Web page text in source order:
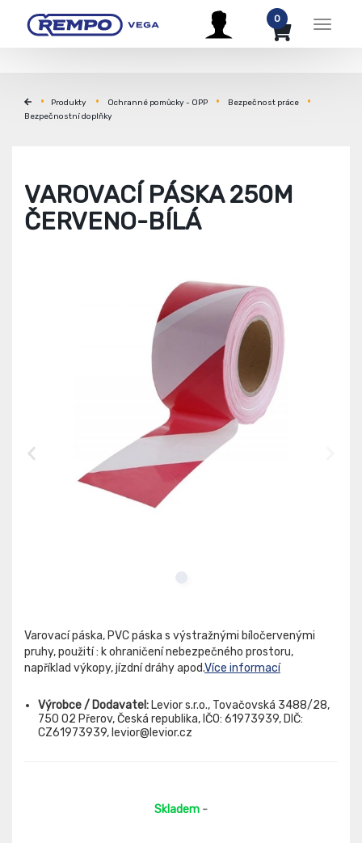
Menu
0
Produkty Ochranné pomůcky - OPP
Bezpečnost práce
Bezpečnostní doplňky
VAROVACÍ PÁSKA 250M
ČERVENO-BÍLÁ
Varovací páska, PVC páska s výstražnými bíločervenými
pruhy, použití : k ohraničení nebezpečného prostoru,
například výkopy, jízdní dráhy apod.Více informací
Výrobce / Dodavatel: Levior s.r.o., Tovačovská 3488/28,
750 02 Přerov, Česká republika, IČO: 61973939, DIČ:
CZ61973939, levior@levior.cz
Skladem -